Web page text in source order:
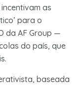
as
para o
da AF Group —
do país, que
baseada